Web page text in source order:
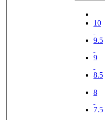
10
9.5
9
8.5
8
7.5